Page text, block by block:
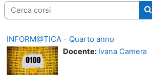
Cerca corsi
INFORM@TICA - Quarto anno
Docente: Ivana Camera